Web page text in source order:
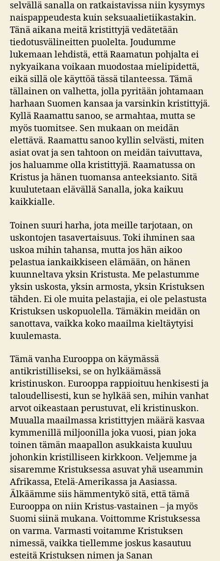
selvällä sanalla on ratkaistavissa niin kysymys
naispappeudesta kuin seksuaalietiikastakin.
Tänä aikana meitä kristittyjä vedätetään
tiedotusvälineitten puolelta. Joudumme
lukemaan lehdistä, että Raamatun pohjalta ei
nykyaikana voikaan muodostaa mielipidettä,
eikä sillä ole käyttöä tässä tilanteessa. Tämä
tällainen on valhetta, jolla pyritään johtamaan
harhaan Suomen kansaa ja varsinkin kristittyjä.
Kyllä Raamattu sanoo, se armahtaa, mutta se
myös tuomitsee. Sen mukaan on meidän
elettävä. Raamattu sanoo kyllin selvästi, miten
asiat ovat ja sen tahtoon on meidän taivuttava,
jos haluamme olla kristittyjä. Raamatussa on
Kristus ja hänen tuomansa anteeksianto. Sitä
kuulutetaan elävällä Sanalla, joka kaikuu
kaikkialle.
Toinen suuri harha, jota meille tarjotaan, on
uskontojen tasavertaisuus. Toki ihminen saa
uskoa mihin tahansa, mutta jos hän aikoo
pelastua iankaikkiseen elämään, on hänen
kuunneltava yksin Kristusta. Me pelastumme
yksin uskosta, yksin armosta, yksin Kristuksen
tähden. Ei ole muita pelastajia, ei ole pelastusta
Kristuksen uskopuolella. Tämäkin meidän on
sanottava, vaikka koko maailma kieltäytyisi
kuulemasta.
Tämä vanha Eurooppa on käymässä
antikristilliseksi, se on hylkäämässä
kristinuskon. Eurooppa rappioituu henkisesti ja
taloudellisesti, kun se hylkää sen, mihin vanhat
arvot oikeastaan perustuvat, eli kristinuskon.
Muualla maailmassa kristittyjen määrä kasvaa
kymmenillä miljoonilla joka vuosi, pian joka
toinen tämän maapallon asukkaista kuuluu
johonkin kristilliseen kirkkoon. Veljemme ja
sisaremme Kristuksessa asuvat yhä useammin
Afrikassa, Etelä-Amerikassa ja Aasiassa.
Älkäämme siis hämmentykö sitä, että tämä
Eurooppa on niin Kristus-vastainen – ja myös
Suomi siinä mukana. Voittomme Kristuksessa
on varma. Varmasti voitamme Kristuksen
nimessä, vaikka tiellemme joskus kasautuu
esteitä Kristuksen nimen ja Sanan